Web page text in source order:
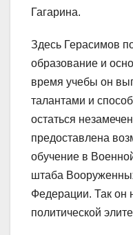
Гагарина.
Здесь Герасимов
образование и
время учебы он
талантами и
остаться
предоставлена
обучение в
штаба
Федерации. Так он
политической